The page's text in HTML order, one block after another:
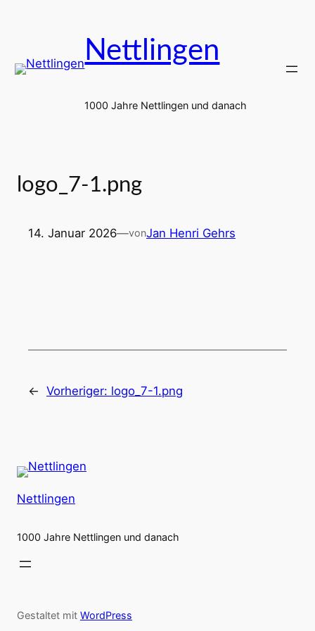
Nettlingen
1000 Jahre Nettlingen und danach
logo_7-1.png
14. Januar 2026—vonJan Henri Gehrs
← Vorheriger: logo_7-1.png
Nettlingen
1000 Jahre Nettlingen und danach
Gestaltet mit WordPress